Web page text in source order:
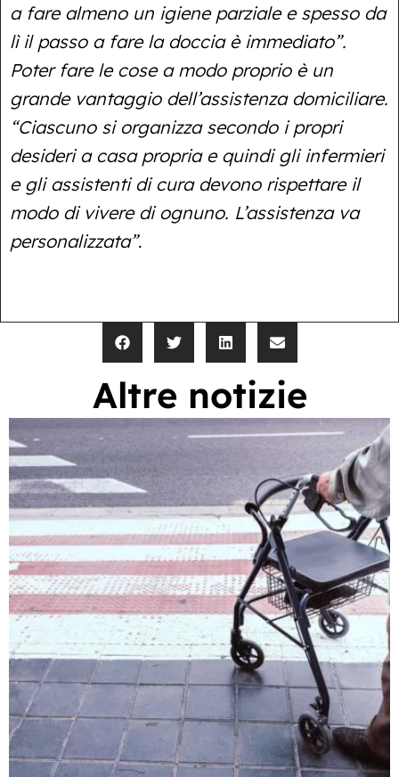
a fare almeno un igiene parziale e spesso da
lì il passo a fare la doccia è immediato”.
Poter fare le cose a modo proprio è un
grande vantaggio dell’assistenza domiciliare.
“Ciascuno si organizza secondo i propri
desideri a casa propria e quindi gli infermieri
e gli assistenti di cura devono rispettare il
modo di vivere di ognuno. L’assistenza va
personalizzata”.
Altre notizie